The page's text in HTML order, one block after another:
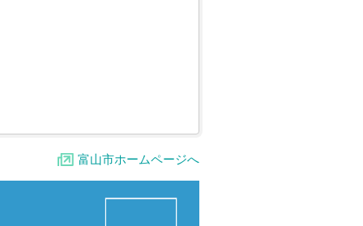
富山市ホームページへ